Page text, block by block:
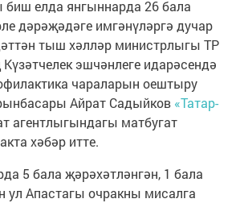
биш елда янгыннарда 26 бала
дәрәҗәдәге имгәнүләргә дучар
тыш хәлләр министрлыгы ТР
эшчәнлеге идарәсендә
чараларын оештыру
Айрат Садыйков «Татар-
агентлыгындагы матбугат
хәбәр итте.
5 бала җәрәхәтләнгән, 1 бала
ул Апастагы очракны мисалга